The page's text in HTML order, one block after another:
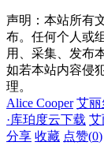
声明：本站所有
布。任何个人或
用、采集、发布
如若本站内容侵
理。
Alice Cooper 艾丽
·库珀度云下载 艾
分享 收藏 点赞(0)